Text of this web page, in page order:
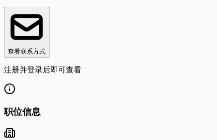
查看联系方式
注册并登录后即可查看
职位信息